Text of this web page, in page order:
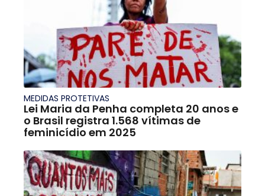
MEDIDAS PROTETIVAS
Lei Maria da Penha completa 20 anos e
o Brasil registra 1.568 vítimas de
feminicídio em 2025